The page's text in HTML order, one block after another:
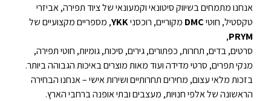
אנחנו מתמחים בשיווק סיטונאי וקמעונאי של ציוד תפירה, אביזרי
טקסטיל, חוטיDMC מקוריים, רוכסניYKK, מספריים מקצועיים של
PRYM
,
סרטים, בדים, תחרות, כפתורים, גירים, סיכות, גומיות, חוטי תפירה,
מנקי תפרים, סרטי מדידה ועוד מאות מוצרים באיכות הגבוהה ביותר.
בזכות מלאי עצום, מחירים תחרותיים ושירות אישי – אנחנו הבחירה
הראשונה של אלפי חנויות, מעצבים ובתי אופנה ברחבי הארץ.